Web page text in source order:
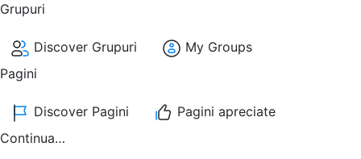
Grupuri
Discover Grupuri
My Groups
Pagini
Discover Pagini
Pagini apreciate
Continua…